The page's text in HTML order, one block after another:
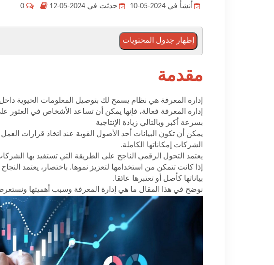
أنشأ في 2024-05-10 حدثت في 2024-05-12
إظهار جدول المحتويات
مقدمة
إدارة المعرفة هي نظام يسمح لك بتوصيل المعلومات الحيوية
إدارة المعرفة فعالة، فإنها يمكن أن تساعد الأشخاص في العثور
بسرعة أكبر وبالتالي زيادة الإنتاجية
يمكن أن تكون البيانات أحد الأصول القوية عند اتخاذ قرارات
الشركات إمكاناتها الكاملة.
يعتمد التحول الرقمي الناجح على الطريقة التي تستفيد بها الشركات
إذا كانت تتمكن من استخدامها لتعزيز نموها. باختصار، يعتمد
بياناتها كأصل أو تعتبرها عائقا.
نوضح في هذا المقال ما هي إدارة المعرفة وسبب أهميتها ونستعرض